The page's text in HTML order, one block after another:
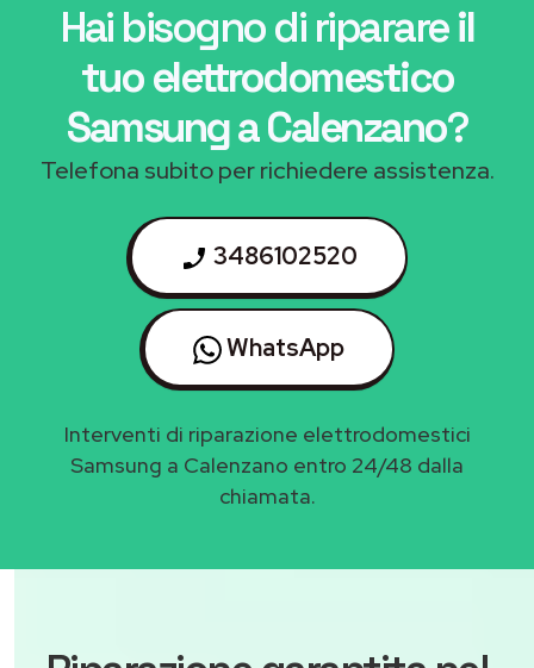
Hai bisogno di riparareil
tuo elettrodomestico
Samsung a Calenzano?
Telefona subito per richiedere assistenza.
3486102520
WhatsApp
Interventi di riparazione elettrodomestici
Samsung a Calenzano entro 24/48 dalla
chiamata.